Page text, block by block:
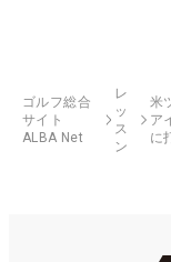
ゴルフ総合
サイト
ALBA Net
レ
ッ
ス
ン
米
ア
に